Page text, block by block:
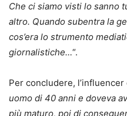
Che ci siamo visti lo sanno
altro. Quando subentra la
cos’era lo strumento
giornalistiche…“.
Per concludere, l’influencer
uomo di 40 anni e doveva
più maturo, poi di